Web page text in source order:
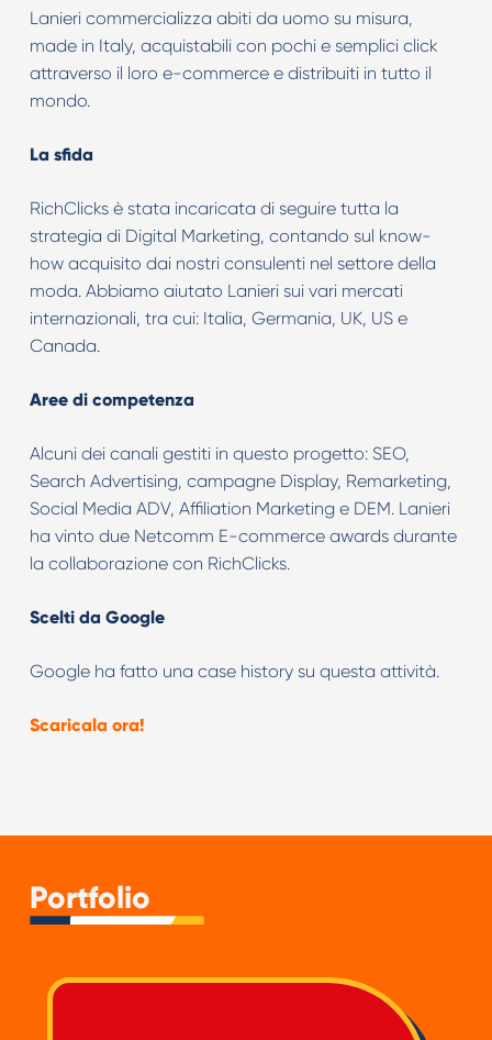
Lanieri commercializza abiti da uomo su misura,
made in Italy, acquistabili con pochi e semplici click
attraverso il loro e-commerce e distribuiti in tutto il
mondo.
La sfida
RichClicks è stata incaricata di seguire tutta la
strategia di Digital Marketing, contando sul know-
how acquisito dai nostri consulenti nel settore della
moda. Abbiamo aiutato Lanieri sui vari mercati
internazionali, tra cui: Italia, Germania, UK, US e
Canada.
Aree di competenza
Alcuni dei canali gestiti in questo progetto: SEO,
Search Advertising, campagne Display, Remarketing,
Social Media ADV, Affiliation Marketing e DEM. Lanieri
ha vinto due Netcomm E-commerce awards durante
la collaborazione con RichClicks.
Scelti da Google
Google ha fatto una case history su questa attività.
Scaricala ora!
Portfolio